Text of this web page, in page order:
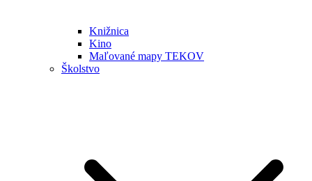
Knižnica
Kino
Maľované mapy TEKOV
Školstvo